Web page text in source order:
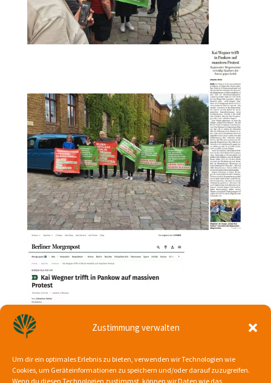
Zustimmung verwalten
Um dir ein optimales Erlebnis zu bieten, verwenden wir Technologien wie
Cookies, um Geräteinformationen zu speichern und/oder darauf zuzugreifen.
Wenn du diesen Technologien zustimmst, können wir Daten wie das